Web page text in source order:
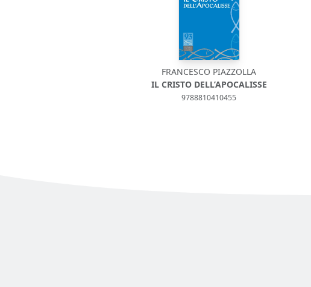
FRANCESCO PIAZZOLLA
IL CRISTO DELL’APOCALISSE
9788810410455